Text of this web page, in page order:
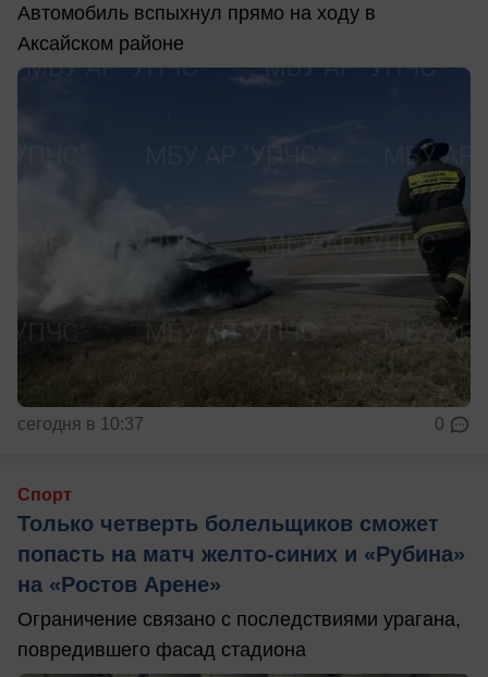
Автомобиль вспыхнул прямо на ходу в
Аксайском районе
сегодня в 10:37 0
Спорт
Только четверть болельщиков сможет
попасть на матч желто-синих и «Рубина»
на «Ростов Арене»
Ограничение связано с последствиями урагана,
повредившего фасад стадиона